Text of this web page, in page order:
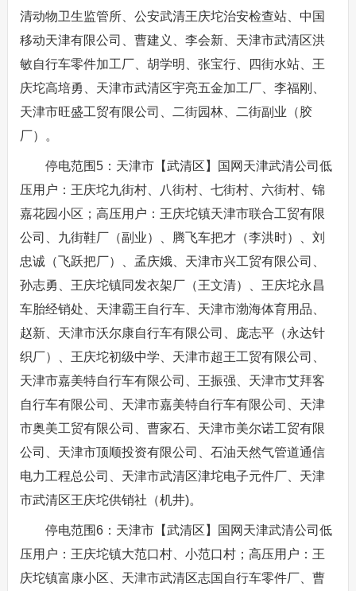
清动物卫生监管所、公安武清王庆坨治安检查站、中国
移动天津有限公司、曹建义、李会新、天津市武清区洪
敏自行车零件加工厂、胡学明、张宝行、四街水站、王
庆坨高培勇、天津市武清区宇亮五金加工厂、李福刚、
天津市旺盛工贸有限公司、二街园林、二街副业（胶
厂）。
停电范围5：天津市【武清区】国网天津武清公司低
压用户：王庆坨九街村、八街村、七街村、六街村、锦
嘉花园小区；高压用户：王庆坨镇天津市联合工贸有限
公司、九街鞋厂（副业）、腾飞车把才（李洪时）、刘
忠诚（飞跃把厂）、孟庆娥、天津市兴工贸有限公司、
孙志勇、王庆坨镇同发衣架厂（王文清）、王庆坨永昌
车胎经销处、天津霸王自行车、天津市渤海体育用品、
赵新、天津市沃尔康自行车有限公司、庞志平（永达针
织厂）、王庆坨初级中学、天津市超王工贸有限公司、
天津市嘉美特自行车有限公司、王振强、天津市艾拜客
自行车有限公司、天津市嘉美特自行车有限公司、天津
市奥美工贸有限公司、曹家石、天津市美尔诺工贸有限
公司、天津市顶顺投资有限公司、石油天然气管道通信
电力工程总公司、天津市武清区津坨电子元件厂、天津
市武清区王庆坨供销社（机井)。
停电范围6：天津市【武清区】国网天津武清公司低
压用户：王庆坨镇大范口村、小范口村；高压用户：王
庆坨镇富康小区、天津市武清区志国自行车零件厂、曹